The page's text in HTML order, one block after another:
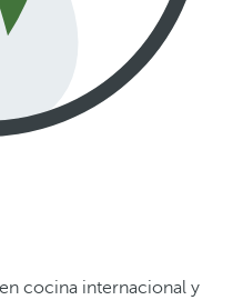
cocina internacional y